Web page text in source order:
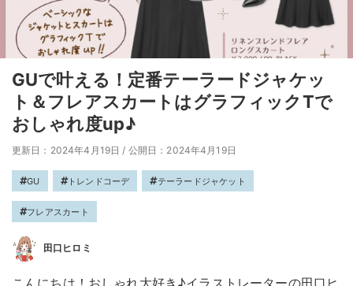
GUで叶える！定番テーラードジャケッ
ト＆フレアスカートはグラフィックTで
おしゃれ度up♪
更新日：2024年4月19日 / 公開日：2024年4月19日
GU トレンドコーデ テーラードジャケット
フレアスカート
田口ヒロミ